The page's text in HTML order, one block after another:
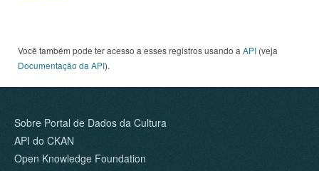
Você também pode ter acesso a esses registros usando a API (veja
Documentação da API).
Sobre Portal de Dados da Cultura
API do CKAN
Open Knowledge Foundation